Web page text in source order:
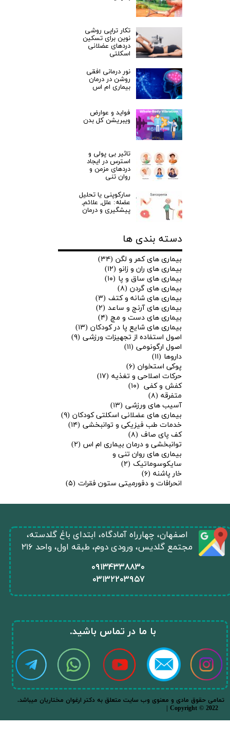
★★
تکار تراپی روشی
نوین برای تسکین
دردهای عضلانی
اسکلتی
نور درمانی افقی
روشن در درمان
بیماری ام اس
فواید و عوارض
ویبریشن کل بدن
تاثیر بی پولی و
استرس در ایجاد
دردهای مزمن و
روان تنی
سارکوپنی یا تحلیل
عضله: علل, علائم,
پیشگیری و درمان
دسته بندی ها
بیماری های کمر و لگن (۳۴)
بیماری های ران و زانو (۱۲)
بیماری های ساق و پا (۱۰)
بیماری های گردن (۸)
بیماری های شانه و کتف (۳)
بیماری های آرنج و ساعد (۲)
بیماری های دست و مچ (۴)
بیماری های شایع پا در کودکان (۱۳)
اصول استفاده از تجهیزات ورزشی (۹)
اصول ارگونومی (۱۱)
داروها (۱۱)
پوکی استخوان (۶)
حرکات اصلاحی و تغذیه (۱۷)
کفش و کفی (۱۰)
متفرقه (۸)
آسیب های ورزشی (۱۳)
بیماری های عضلانی اسکلتی کودکان (۹)
خدمات طب فیزیکی و توانبخشی (۱۴)
کف پای صاف (۸)
توانبخشی و درمان بیماری ام اس (۲)
بیماری های روان تنی و
سایکوسوماتیک (۲)
خار پاشنه (۶)
انحرافات و دفورمیتی ستون فقرات (۵)
​۰۹۱۳۴۳۳۸۸۳۰
۰۳۱۳۲۲۰۳۹۵۷
​اصفهان، چهارراه آمادگاه، ابتدای باغ گلدسته،
مجتمع گلدیس، ورودی دوم، طبقه اول، واحد ۲۱۶
​با ما در تماس باشید.​​​​​​​
.تمامی حقوق مادی و معنوی وب سایت متعلق به دکتر ارغوان مختاریان میباشد
| Copyright © 2022